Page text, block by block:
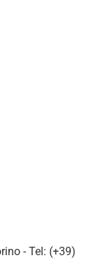
- Tel: (+39)